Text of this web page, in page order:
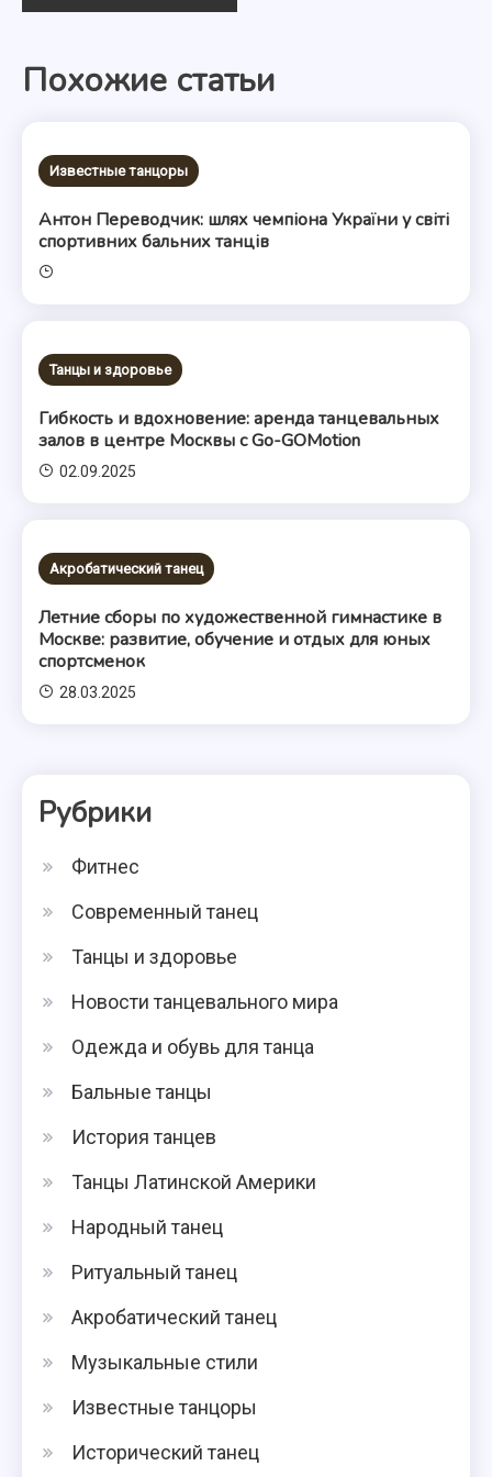
записям
Похожие статьи
Известные танцоры
Антон Переводчик: шлях чемпіона України у світі
спортивних бальних танців
Танцы и здоровье
Гибкость и вдохновение: аренда танцевальных
залов в центре Москвы с Go-GOMotion
02.09.2025
Акробатический танец
Летние сборы по художественной гимнастике в
Москве: развитие, обучение и отдых для юных
спортсменок
28.03.2025
Рубрики
Фитнес
Современный танец
Танцы и здоровье
Новости танцевального мира
Одежда и обувь для танца
Бальные танцы
История танцев
Танцы Латинской Америки
Народный танец
Ритуальный танец
Акробатический танец
Музыкальные стили
Известные танцоры
Исторический танец